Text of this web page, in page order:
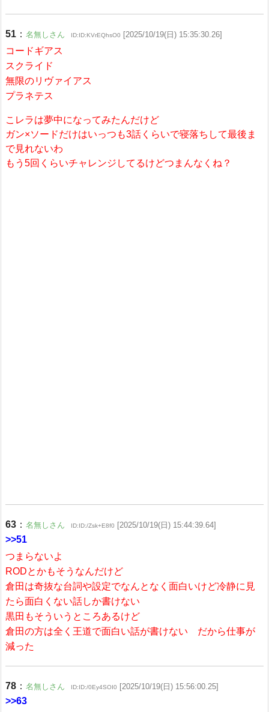
51 ： 名無しさん ID:ID:KVrEQhsO0 [2025/10/19(日) 15:35:30.26]
コードギアス
スクライド
無限のリヴァイアス
プラネテス
こレラは夢中になってみたんだけど
ガン×ソードだけはいっつも3話くらいで寝落ちして最後ま
で見れないわ
もう5回くらいチャレンジしてるけどつまんなくね？
63 ： 名無しさん ID:ID:/Zsk+E8f0 [2025/10/19(日) 15:44:39.64]
>>51
つまらないよ
RODとかもそうなんだけど
倉田は奇抜な台詞や設定でなんとなく面白いけど冷静に見
たら面白くない話しか書けない
黒田もそういうところあるけど
倉田の方は全く王道で面白い話が書けない だから仕事が
減った
78 ： 名無しさん ID:ID:/0Ey4SOI0 [2025/10/19(日) 15:56:00.25]
>>63